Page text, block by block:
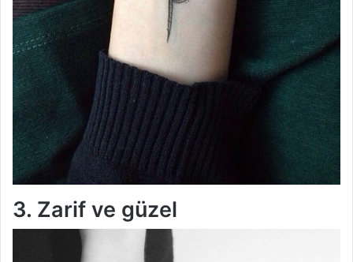
3. Zarif ve güzel